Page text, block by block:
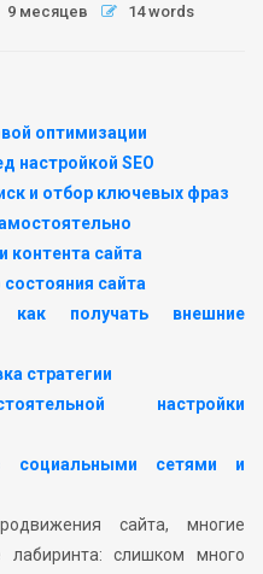
9 месяцев 14 words
оптимизации
настройкой SEO
и отбор ключевых фраз
контента сайта
сайта
как получать внешние
стратегии
настройки
социальными сетями и
сайта, многие
слишком много